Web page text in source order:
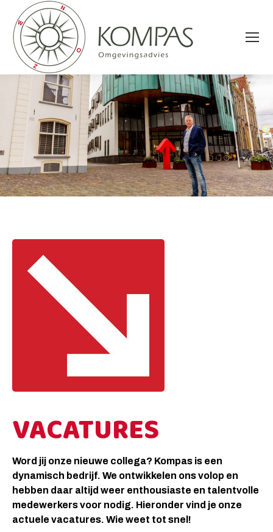
VACATURES
Word jij onze nieuwe collega? Kompas is een
dynamisch bedrijf. We ontwikkelen ons volop en
hebben daar altijd weer enthousiaste en talentvolle
medewerkers voor nodig. Hieronder vind je onze
actuele vacatures. Wie weet tot snel!